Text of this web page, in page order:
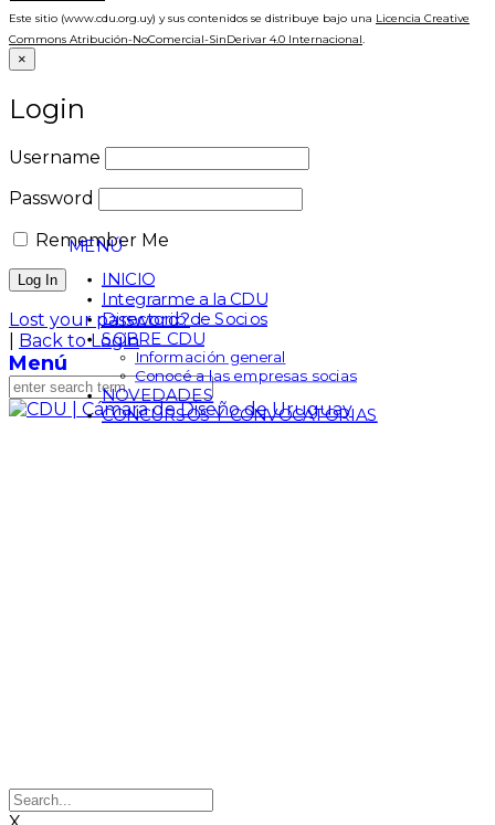
Este sitio (www.cdu.org.uy) y sus contenidos se distribuye bajo una Licencia Creative
Commons Atribución-NoComercial-SinDerivar 4.0 Internacional.
×
Login
Username
Password
Remember Me
Lost your password?
Back to Login
Menú
MENÚ
INICIO
Integrarme a la CDU
Directorio de Socios
SOBRE CDU
Información general
Conocé a las empresas socias
NOVEDADES
CONCURSOS Y CONVOCATORIAS